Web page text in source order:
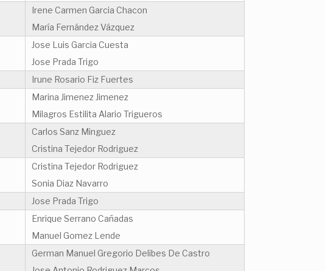
Irene Carmen Garcia Chacon
María Fernández Vázquez
Jose Luis Garcia Cuesta
Jose Prada Trigo
Irune Rosario Fiz Fuertes
Marina Jimenez Jimenez
Milagros Estilita Alario Trigueros
Carlos Sanz Minguez
Cristina Tejedor Rodriguez
Cristina Tejedor Rodriguez
Sonia Diaz Navarro
Jose Prada Trigo
Enrique Serrano Cañadas
Manuel Gomez Lende
German Manuel Gregorio Delibes De Castro